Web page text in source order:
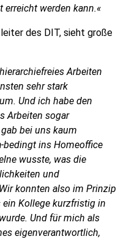
werden kann.«
des DIT, sieht große
Arbeiten
sehr stark
Und ich habe den
Arbeiten sogar
bei uns kaum
bedingt ins Homeoffice
wusste, was die
und
konnten also im Prinzip
Kollege kurzfristig in
Und für mich als
eigenverantwortlich,